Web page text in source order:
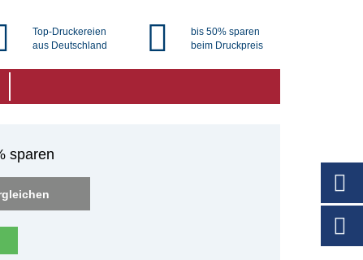
Top-Druckereien
aus Deutschland
bis 50% sparen
beim Druckpreis
sparen